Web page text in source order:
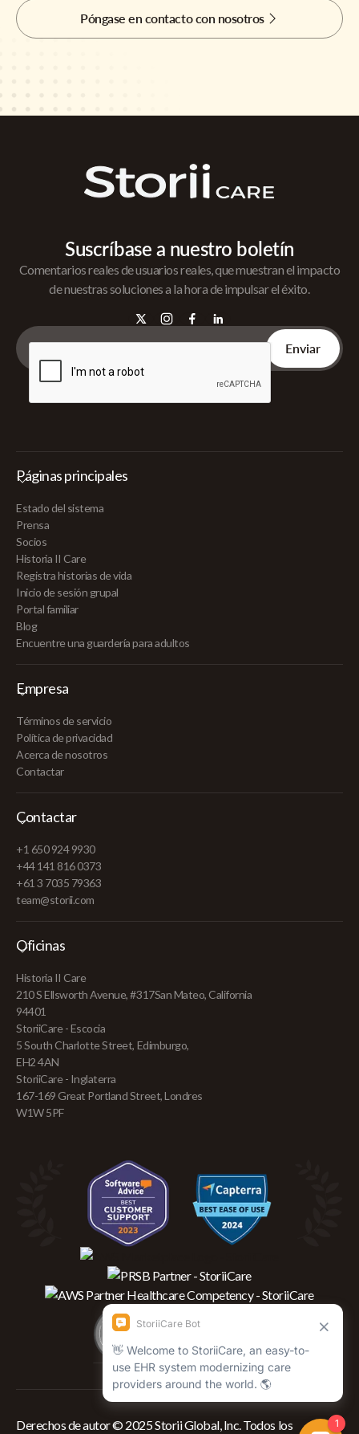
Póngase en contacto con nosotros
Suscríbase a nuestro boletín
Comentarios reales de usuarios reales, que muestran el impacto
de nuestras soluciones a la hora de impulsar el éxito.
Páginas principales
Estado del sistema
Prensa
Socios
Historia II Care
Registra historias de vida
Inicio de sesión grupal
Portal familiar
Blog
Encuentre una guardería para adultos
Empresa
Términos de servicio
Política de privacidad
Acerca de nosotros
Contactar
Contactar
+1 650 924 9930
+44 141 816 0373
+61 3 7035 79363
team@storii.com
Oficinas
Historia II Care
210 S Ellsworth Avenue, #317San Mateo, California
94401
StoriiCare - Escocia
5 South Charlotte Street, Edimburgo,
EH2 4AN
StoriiCare - Inglaterra
167-169 Great Portland Street, Londres
W1W 5PF
Derechos de autor © 2025 Storii Global, Inc. Todos los